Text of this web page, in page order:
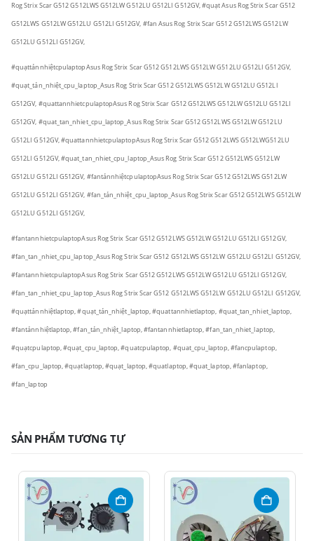
Rog Strix Scar G512 G512LWS G512LW G512LU G512LI G512GV, #quạt Asus Rog Strix Scar G512
G512LWS G512LW G512LU G512LI G512GV, #fan Asus Rog Strix Scar G512 G512LWS G512LW
G512LU G512LI G512GV,
#quạttảnnhiệtcpulaptopAsus Rog Strix Scar G512 G512LWS G512LW G512LU G512LI G512GV,
#quạt_tản_nhiệt_cpu_laptop_Asus Rog Strix Scar G512 G512LWS G512LW G512LU G512LI
G512GV, #quattannhietcpulaptopAsus Rog Strix Scar G512 G512LWS G512LW G512LU G512LI
G512GV, #quat_tan_nhiet_cpu_laptop_Asus Rog Strix Scar G512 G512LWS G512LW G512LU
G512LI G512GV,#quattannhietcpulaptopAsus Rog Strix Scar G512 G512LWS G512LWG512LU
G512LI G512GV, #quat_tan_nhiet_cpu_laptop_Asus Rog Strix Scar G512 G512LWS G512LW
G512LU G512LI G512GV, #fantảnnhiệtcpulaptopAsus Rog Strix Scar G512 G512LWS G512LW
G512LU G512LI G512GV, #fan_tản_nhiệt_cpu_laptop_Asus Rog Strix Scar G512 G512LWS G512LW
G512LU G512LI G512GV,
#fantannhietcpulaptopAsus Rog Strix Scar G512 G512LWS G512LW G512LU G512LI G512GV,
#fan_tan_nhiet_cpu_laptop_Asus Rog Strix Scar G512 G512LWS G512LW G512LU G512LI G512GV,
#fantannhietcpulaptopAsus Rog Strix Scar G512 G512LWS G512LW G512LU G512LI G512GV,
#fan_tan_nhiet_cpu_laptop_Asus Rog Strix Scar G512 G512LWS G512LW G512LU G512LI G512GV,
#quạttảnnhiệtlaptop, #quạt_tản_nhiệt_laptop, #quattannhietlaptop, #quat_tan_nhiet_laptop,
#fantảnnhiệtlaptop, #fan_tản_nhiệt_laptop, #fantannhietlaptop, #fan_tan_nhiet_laptop,
#quạtcpulaptop, #quạt_cpu_laptop, #quatcpulaptop, #quat_cpu_laptop, #fancpulaptop,
#fan_cpu_laptop, #quạtlaptop, #quạt_laptop, #quatlaptop, #quat_laptop, #fanlaptop,
#fan_laptop
SẢN PHẨM TƯƠNG TỰ